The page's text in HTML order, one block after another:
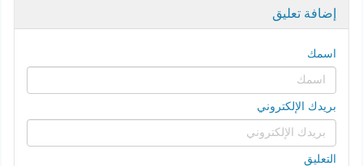
إضافة تعليق
اسمك
بريدك الإلكتروني
التعليق